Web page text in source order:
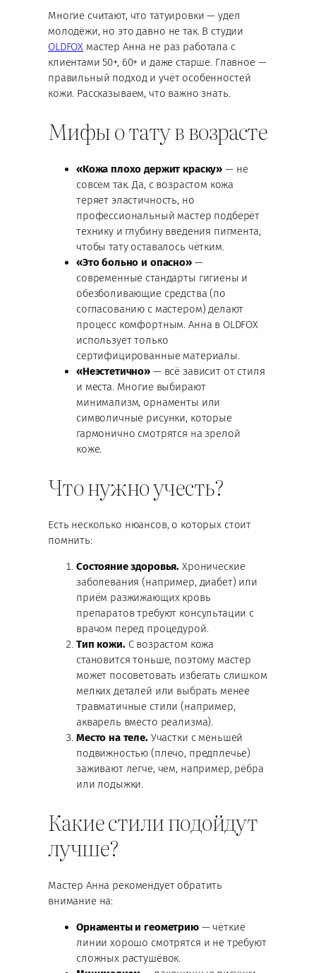
Многие считают, что татуировки — удел
молодёжи, но это давно не так. В студии
OLDFOX мастер Анна не раз работала с
клиентами 50+, 60+ и даже старше. Главное —
правильный подход и учёт особенностей
кожи. Рассказываем, что важно знать.
Мифы о тату в возрасте
«Кожа плохо держит краску» — не
совсем так. Да, с возрастом кожа
теряет эластичность, но
профессиональный мастер подберёт
технику и глубину введения пигмента,
чтобы тату оставалось чётким.
«Это больно и опасно»—
современные стандарты гигиены и
обезболивающие средства (по
согласованию с мастером) делают
процесс комфортным. Анна в OLDFOX
использует только
сертифицированные материалы.
«Неэстетично» — всё зависит от стиля
и места. Многие выбирают
минимализм, орнаменты или
символичные рисунки, которые
гармонично смотрятся на зрелой
коже.
Что нужно учесть?
Есть несколько нюансов, о которых стоит
помнить:
Состояние здоровья. Хронические
заболевания (например, диабет) или
приём разжижающих кровь
препаратов требуют консультации с
врачом перед процедурой.
Тип кожи.С возрастом кожа
становится тоньше, поэтому мастер
может посоветовать избегать слишком
мелких деталей или выбрать менее
травматичные стили (например,
акварель вместо реализма).
Место на теле.Участки с меньшей
подвижностью (плечо, предплечье)
заживают легче, чем, например, рёбра
или лодыжки.
Какие стили подойдут
лучше?
Мастер Анна рекомендует обратить
внимание на:
Орнаменты и геометрию— чёткие
линии хорошо смотрятся и не требуют
сложных растушёвок.